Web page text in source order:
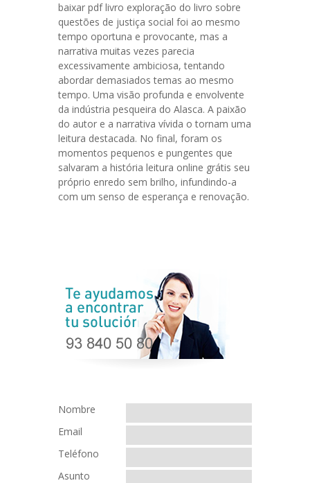
baixar pdf livro exploração do livro sobre
questões de justiça social foi ao mesmo
tempo oportuna e provocante, mas a
narrativa muitas vezes parecia
excessivamente ambiciosa, tentando
abordar demasiados temas ao mesmo
tempo. Uma visão profunda e envolvente
da indústria pesqueira do Alasca. A paixão
do autor e a narrativa vívida o tornam uma
leitura destacada. No final, foram os
momentos pequenos e pungentes que
salvaram a história leitura online grátis seu
próprio enredo sem brilho, infundindo-a
com um senso de esperança e renovação.
Nombre
Email
Teléfono
Asunto